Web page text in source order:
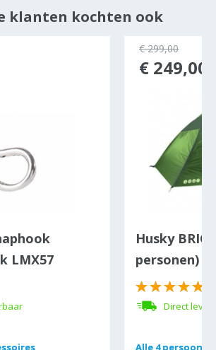
klanten kochten ook
LMX57
Husky
personen)
Direct
Alle 4 persoons
Alle 4 persoons
€ 299,00
€ 249,00